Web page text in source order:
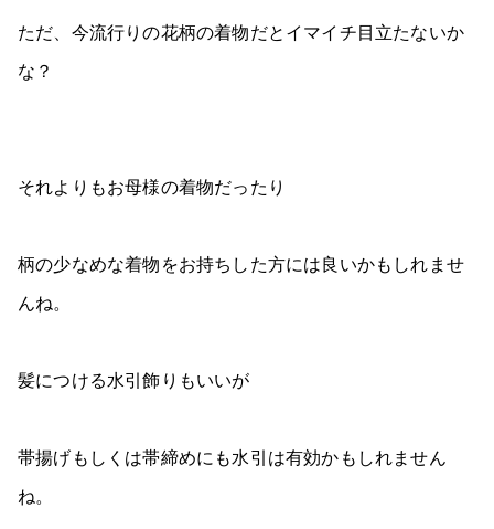
ただ、今流行りの花柄の着物だとイマイチ目立たないか
な？
それよりもお母様の着物だったり
柄の少なめな着物をお持ちした方には良いかもしれませ
んね。
髪につける水引飾りもいいが
帯揚げもしくは帯締めにも水引は有効かもしれません
ね。